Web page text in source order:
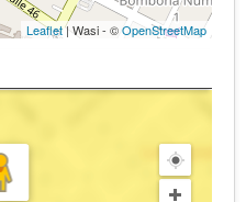
Leaflet| Wasi - ©OpenStreetMap